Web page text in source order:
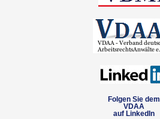
Folgen Sie dem
VDAA
auf LinkedIn